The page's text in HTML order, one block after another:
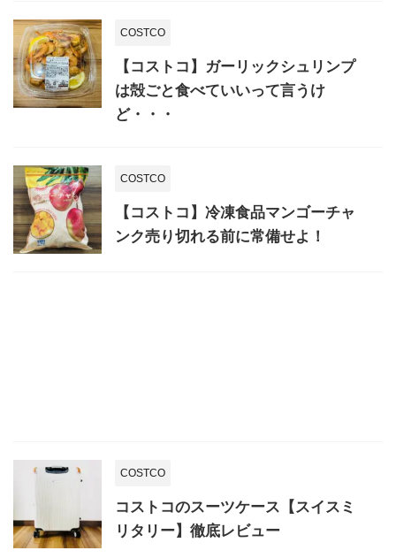
COSTCO
【コストコ】ガーリックシュリンプ
は殻ごと食べていいって言うけ
ど・・・
COSTCO
【コストコ】冷凍食品マンゴーチャ
ンク売り切れる前に常備せよ！
COSTCO
コストコのスーツケース【スイスミ
リタリー】徹底レビュー